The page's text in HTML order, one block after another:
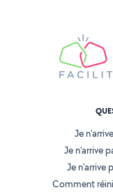
Je
Je n'arrive
Je n'arrive
Comment